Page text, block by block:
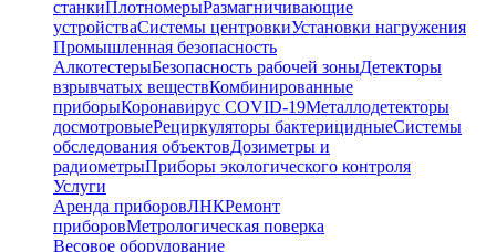
станкиПлотномерыРазмагничивающие
устройстваСистемы центровкиУстановки нагружения
Промышленная безопасность
АлкотестерыБезопасность рабочей зоныДетекторы
взрывчатых веществКомбинированные
приборыКоронавирус COVID-19Металлодетекторы
досмотровыеРециркуляторы бактерицидныеСистемы
обследования объектовДозиметры и
радиометрыПриборы экологического контроля
Услуги
Аренда приборовЛНКРемонт
приборовМетрологическая поверка
Весовое оборудование